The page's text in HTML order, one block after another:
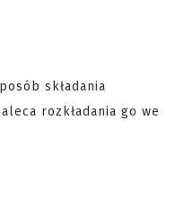
składania
rozkładania go we